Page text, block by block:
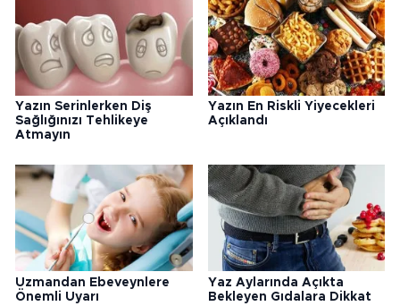
Yazın Serinlerken Diş
Sağlığınızı Tehlikeye
Atmayın
Yazın En Riskli Yiyecekleri
Açıklandı
Uzmandan Ebeveynlere
Önemli Uyarı
Yaz Aylarında Açıkta
Bekleyen Gıdalara Dikkat